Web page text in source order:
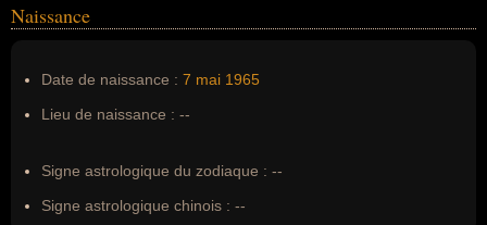
Nom de famille :Hart
Naissance
Date de naissance : 7 mai 1965
Lieu de naissance : --
Signe astrologique du zodiaque : --
Signe astrologique chinois : --